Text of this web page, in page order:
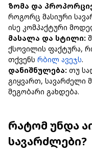
ზომა და
როგორც მასიური
ისე კომპაქტური
მასალა და სტილი:
ქსოვილის ფაქტურა,
თქვენს რბილ ავეჯს.
დანიშნულება: თუ
გიყვართ, სავარძელი
მეგობარი გახდება.
რატომ უნდა
სავარძლები?